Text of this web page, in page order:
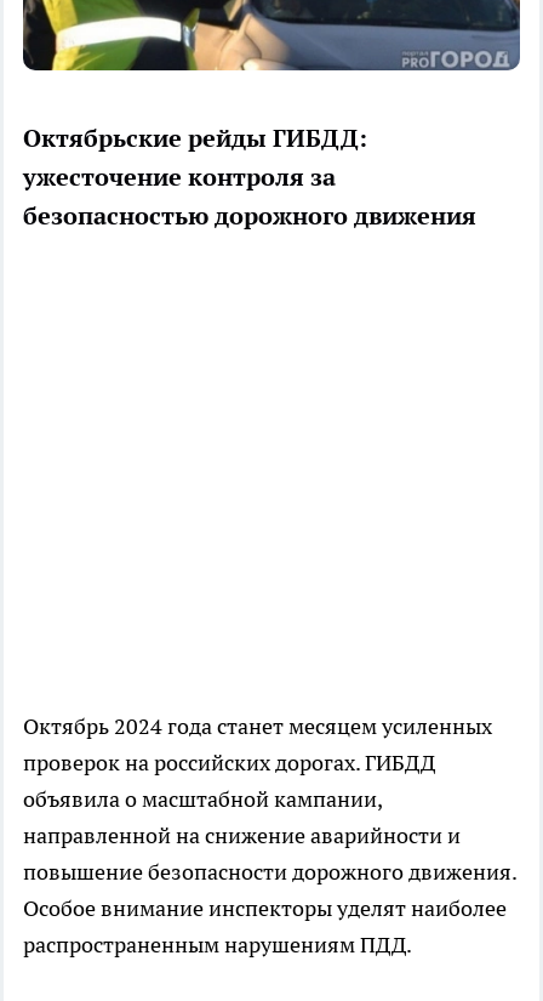
Октябрьские рейды ГИБДД:
ужесточение контроля за
безопасностью дорожного движения
Октябрь 2024 года станет месяцем усиленных
проверок на российских дорогах. ГИБДД
объявила о масштабной кампании,
направленной на снижение аварийности и
повышение безопасности дорожного движения.
Особое внимание инспекторы уделят наиболее
распространенным нарушениям ПДД.